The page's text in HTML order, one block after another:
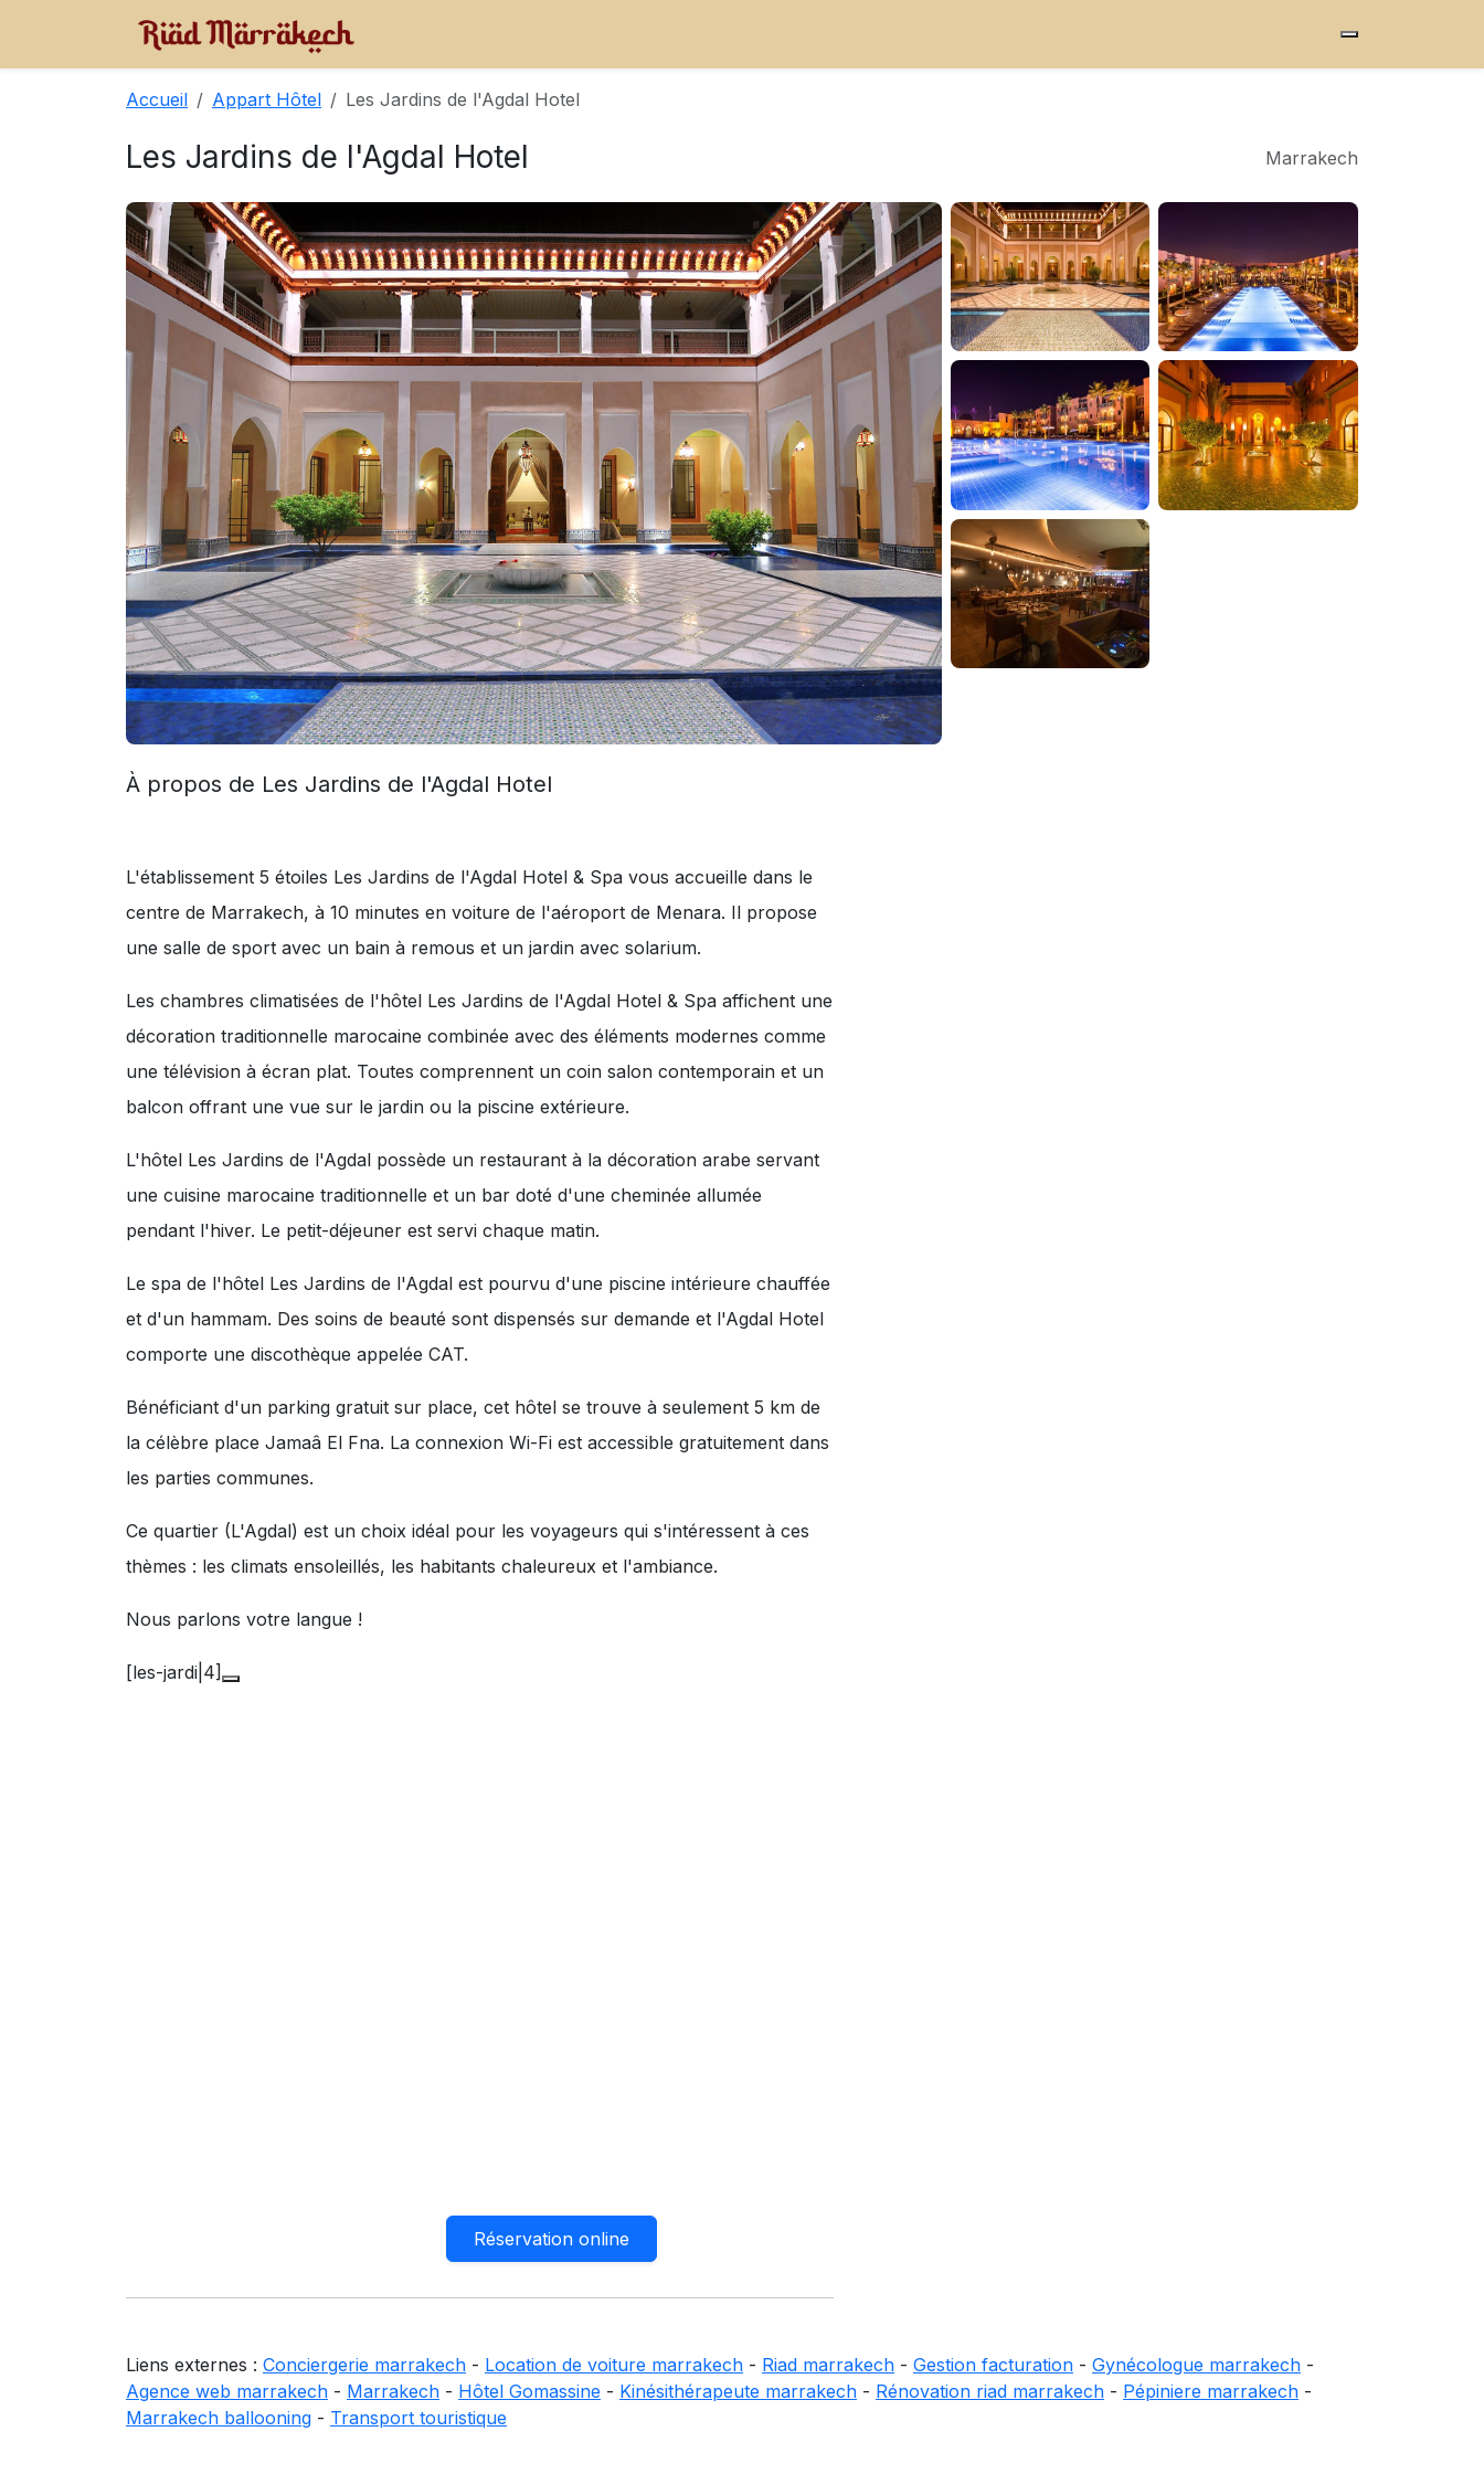
Accueil Appart Hôtel Les Jardins de l'Agdal Hotel
Les Jardins de l'Agdal Hotel Marrakech
À propos de Les Jardins de l'Agdal Hotel
L'établissement 5 étoiles Les Jardins de l'Agdal Hotel & Spa vous accueille dans le
centre de Marrakech, à 10 minutes en voiture de l'aéroport de Menara. Il propose
une salle de sport avec un bain à remous et un jardin avec solarium.
Les chambres climatisées de l'hôtel Les Jardins de l'Agdal Hotel & Spa affichent une
décoration traditionnelle marocaine combinée avec des éléments modernes comme
une télévision à écran plat. Toutes comprennent un coin salon contemporain et un
balcon offrant une vue sur le jardin ou la piscine extérieure.
L'hôtel Les Jardins de l'Agdal possède un restaurant à la décoration arabe servant
une cuisine marocaine traditionnelle et un bar doté d'une cheminée allumée
pendant l'hiver. Le petit-déjeuner est servi chaque matin.
Le spa de l'hôtel Les Jardins de l'Agdal est pourvu d'une piscine intérieure chauffée
et d'un hammam. Des soins de beauté sont dispensés sur demande et l'Agdal Hotel
comporte une discothèque appelée CAT.
Bénéficiant d'un parking gratuit sur place, cet hôtel se trouve à seulement 5 km de
la célèbre place Jamaâ El Fna. La connexion Wi-Fi est accessible gratuitement dans
les parties communes.
Ce quartier (L'Agdal) est un choix idéal pour les voyageurs qui s'intéressent à ces
thèmes : les climats ensoleillés, les habitants chaleureux et l'ambiance.
Nous parlons votre langue !
[les-jardi|4]
Réservation online
Liens externes : Conciergerie marrakech - Location de voiture marrakech - Riad marrakech - Gestion facturation - Gynécologue marrakech -
Agence web marrakech - Marrakech - Hôtel Gomassine - Kinésithérapeute marrakech - Rénovation riad marrakech - Pépiniere marrakech -
Marrakech ballooning - Transport touristique